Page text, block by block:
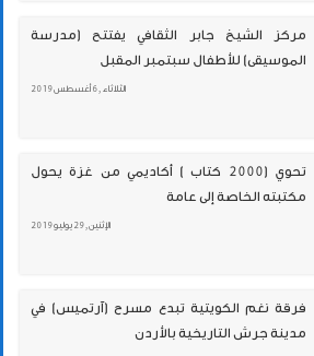
مركز الشيخ جابر الثقافي يفتتح (مدرسة
الموسيقى) للأطفال سبتمبر المقبل
الثلاثاء , 6 أغسطس 2019
تحوي (2000 كتاب ) أكاديمي من غزة يحول
مكتبته الخاصة إلى عامة
الإثنين , 29 يوليو 2019
فرقة نغم الكويتية تبدع مسرح (آرتميس) في
مدينة جرش التاريخية بالأردن